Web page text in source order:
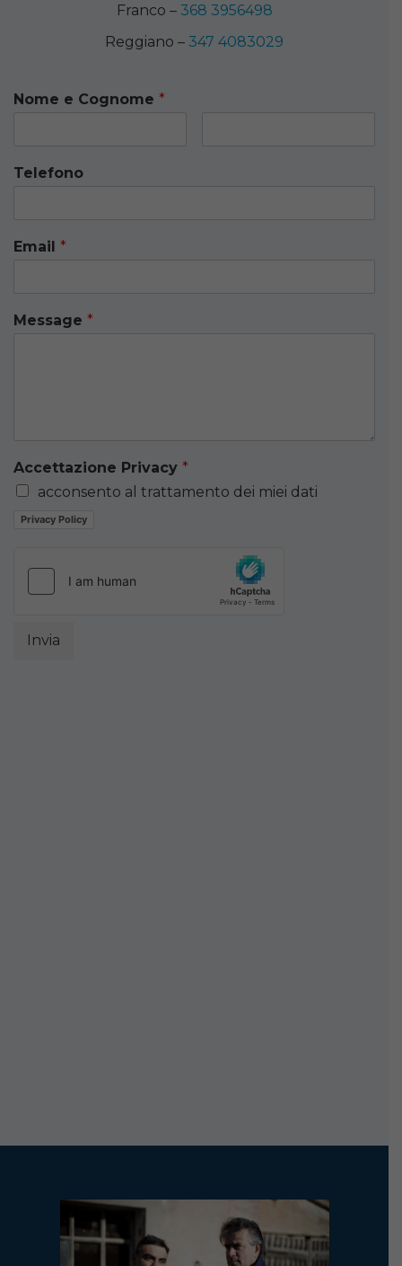
Franco – 368 3956498
Reggiano – 347 4083029
Nome e Cognome *
Telefono
Email *
Message *
Accettazione Privacy *
acconsento al trattamento dei miei dati
Privacy Policy
Invia